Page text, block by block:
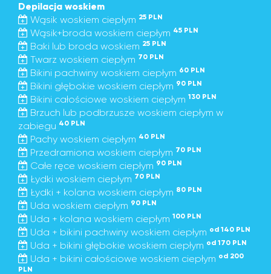
Depilacja woskiem
Wąsik woskiem ciepłym 25 PLN
Wąsik+broda woskiem ciepłym 45 PLN
Baki lub broda woskiem 25 PLN
Twarz woskiem ciepłym 70 PLN
Bikini pachwiny woskiem ciepłym 60 PLN
Bikini głębokie woskiem ciepłym 90 PLN
Bikini całościowe woskiem ciepłym 130 PLN
Brzuch lub podbrzusze woskiem ciepłym w
zabiegu 40 PLN
Pachy woskiem ciepłym 40 PLN
Przedramiona woskiem ciepłym 70 PLN
Całe ręce woskiem ciepłym 90 PLN
Łydki woskiem ciepłym 70 PLN
Łydki + kolana woskiem ciepłym 80 PLN
Uda woskiem ciepłym 90 PLN
Uda + kolana woskiem ciepłym 100 PLN
Uda + bikini pachwiny woskiem ciepłym od 140 PLN
Uda + bikini głębokie woskiem ciepłym od 170 PLN
Uda + bikini całościowe woskiem ciepłym od 200
PLN